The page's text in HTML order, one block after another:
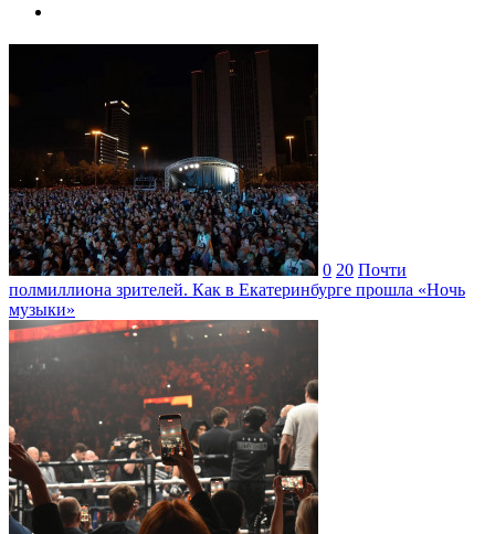
0 20 Почти
полмиллиона зрителей. Как в Екатеринбурге прошла «Ночь
музыки»